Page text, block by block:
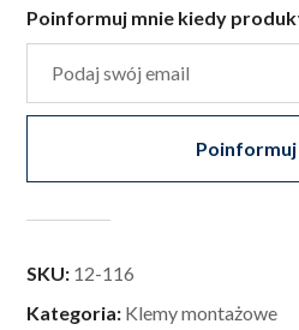
Poinformuj mnie kiedy
Poinformuj
SKU: 12-116
Kategoria: Klemy montażowe